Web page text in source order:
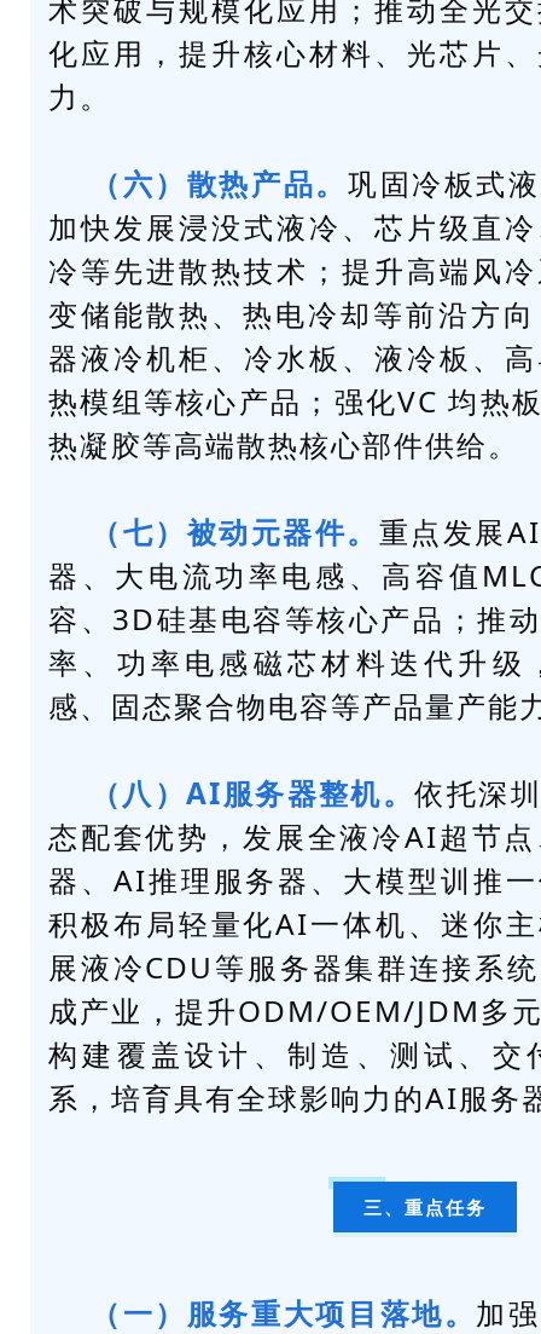
术突破与规模化应用；推动全光
化应用，提升核心材料、光芯片
力。
（六）散热产品。 巩固冷板式
加快发展浸没式液冷、芯片级直
冷等先进散热技术；提升高端风
变储能散热、热电冷却等前沿方
器液冷机柜、冷水板、液冷板、
热模组等核心产品；强化VC 均热
热凝胶等高端散热核心部件供给。
（七）被动元器件。 重点发展
器、大电流功率电感、高容值
容、3D硅基电容等核心产品；推
率、功率电感磁芯材料迭代升级
感、固态聚合物电容等产品量产能
（八）AI服务器整机。依托深
态配套优势，发展全液冷AI超节
器、AI推理服务器、大模型训推
积极布局轻量化AI一体机、迷你
展液冷CDU等服务器集群连接系
成产业，提升ODM/OEM/JDM多
构建覆盖设计、制造、测试、交
系，培育具有全球影响力的AI服务
三、重点任务
（一）服务重大项目落地。 加